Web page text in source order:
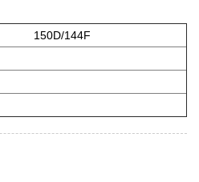
150D/144F